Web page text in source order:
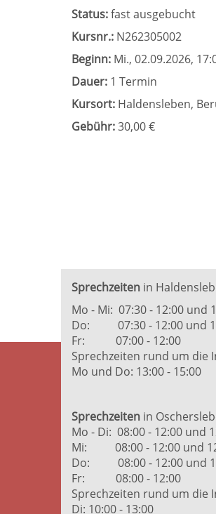
Status:fast ausgebucht
Kursnr.: N262305002
Beginn: Mi., 02.09.2026,
Dauer: 1 Termin
Kursort: Haldensleben,
Gebühr:30,00 €
Sprechzeiten in
Mo - Mi: 07:30 - 12:00 und
Do: 07:30 - 12:00 und
Fr: 07:00 - 12:00
Sprechzeiten rund um die
Mo und Do: 13:00 - 15:00
Sprechzeiten in
Mo - Di: 08:00 - 12:00 und
Mi: 08:00 - 12:00 und
Do: 08:00 - 12:00 und
Fr: 08:00 - 12:00
Sprechzeiten rund um die
Di: 10:00 - 13:00